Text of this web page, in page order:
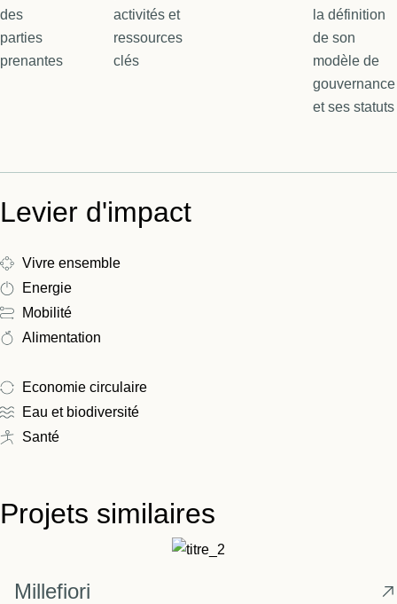
des
parties
prenantes
activités et
ressources
clés
la définition
de son
modèle de
gouvernance
et ses statuts
Levier d'impact
Vivre ensemble
Energie
Mobilité
Alimentation
Economie circulaire
Eau et biodiversité
Santé
Projets similaires
Millefiori